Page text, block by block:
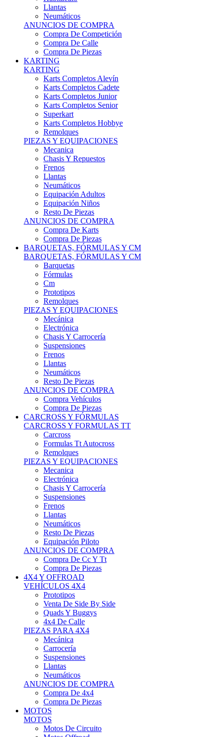
Llantas
Neumáticos
ANUNCIOS DE COMPRA
Compra De Competición
Compra De Calle
Compra De Piezas
KARTING
KARTING
Karts Completos Alevín
Karts Completos Cadete
Karts Completos Junior
Karts Completos Senior
Superkart
Karts Completos Hobbye
Remolques
PIEZAS Y EQUIPACIONES
Mecanica
Chasis Y Repuestos
Frenos
Llantas
Neumáticos
Equipación Adultos
Equipación Niños
Resto De Piezas
ANUNCIOS DE COMPRA
Compra De Karts
Compra De Piezas
BARQUETAS, FÓRMULAS Y CM
BARQUETAS, FÓRMULAS Y CM
Barquetas
Fórmulas
Cm
Prototipos
Remolques
PIEZAS Y EQUIPACIONES
Mecánica
Electrónica
Chasis Y Carrocería
Suspensiones
Frenos
Llantas
Neumáticos
Resto De Piezas
ANUNCIOS DE COMPRA
Compra Vehículos
Compra De Piezas
CARCROSS Y FÓRMULAS
CARCROSS Y FORMULAS TT
Carcross
Formulas Tt Autocross
Remolques
PIEZAS Y EQUIPACIONES
Mecanica
Electrónica
Chasis Y Carrocería
Suspensiones
Frenos
Llantas
Neumáticos
Resto De Piezas
Equipación Piloto
ANUNCIOS DE COMPRA
Compra De Cc Y Tt
Compra De Piezas
4X4 Y OFFROAD
VEHÍCULOS 4X4
Prototipos
Venta De Side By Side
Quads Y Buggys
4x4 De Calle
PIEZAS PARA 4X4
Mecánica
Carrocería
Suspensiones
Llantas
Neumáticos
ANUNCIOS DE COMPRA
Compra De 4x4
Compra De Piezas
MOTOS
MOTOS
Motos De Circuito